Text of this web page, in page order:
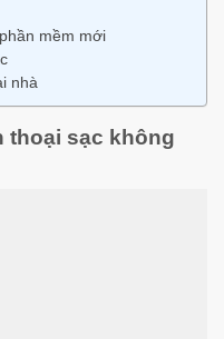
mềm mới
nhà
thoại sạc không